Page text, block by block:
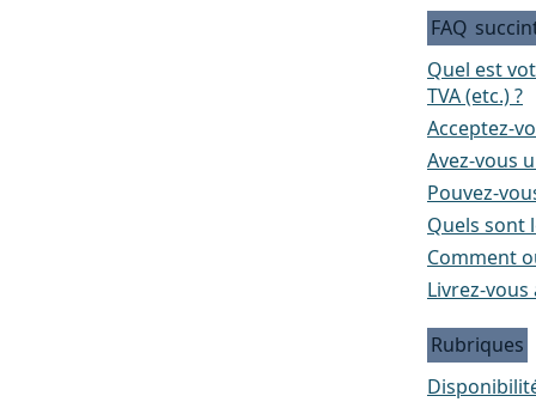
FAQ
Quel est
TVA (etc.) ?
Acceptez-
Avez-vous
Pouvez-
Quels sont
Comment
Livrez-vous
Rubriques